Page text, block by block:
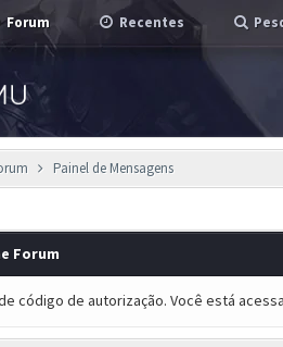
Forum Recentes
Painel de Mensagens
Forum
código de autorização. Você está